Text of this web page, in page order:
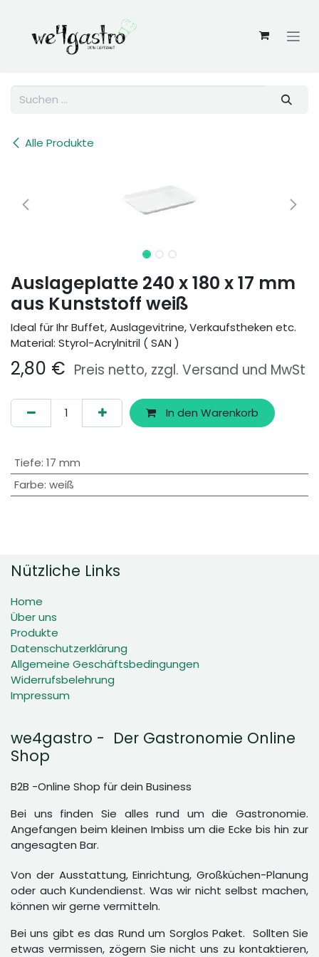
Alle Produkte
Auslageplatte 240 x 180 x 17 mm
aus Kunststoff weiß
Ideal für Ihr Buffet, Auslagevitrine, Verkaufstheken etc.
Material: Styrol-Acrylnitril ( SAN )
2,80 € Preis netto, zzgl. Versand und MwSt
In den Warenkorb
Tiefe: 17 mm
Farbe: weiß
Nützliche Links
Home
Über uns
Produkte
Datenschutzerklärung
Allgemeine Geschäftsbedingungen
Widerrufsbelehrung
Impressum
we4gastro - Der Gastronomie Online
Shop
B2B -Online Shop für dein Business
Bei uns finden Sie alles rund um die Gastronomie.
Angefangen beim kleinen Imbiss um die Ecke bis hin zur
angesagten Bar.
Von der Ausstattung, Einrichtung, Großküchen-Planung
oder auch Kundendienst. Was wir nicht selbst machen,
können wir gerne vermitteln.
Bei uns gibt es das Rund um Sorglos Paket. Sollten Sie
etwas vermissen, zögern Sie nicht uns zu kontaktieren,